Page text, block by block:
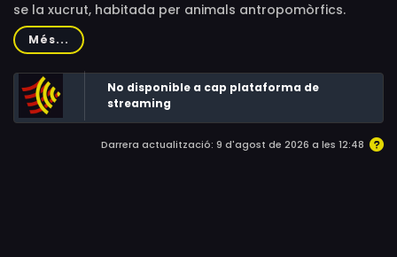
se la xucrut, habitada per animals antropomòrfics.
Més...
No disponible a cap plataforma de
streaming
Darrera actualització: 9 d'agost de 2026 a les 12:48